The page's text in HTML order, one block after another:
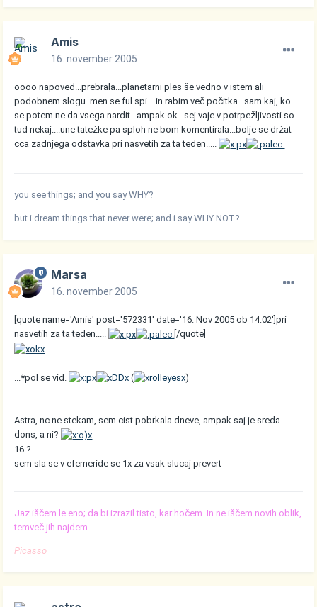
Amis
16. november 2005
oooo napoved...prebrala...planetarni ples še vedno v istem ali
podobnem slogu. men se ful spi....in rabim več počitka...sam kaj, ko
se potem ne da vsega nardit...ampak ok...sej vaje v potrpežljivosti so
tud nekaj....une tatežke pa sploh ne bom komentirala...bolje se držat
cca zadnjega odstavka pri nasvetih za ta teden.....
you see things; and you say WHY?
but i dream things that never were; and i say WHY NOT?
Marsa
16. november 2005
[quote name='Amis' post='572331' date='16. Nov 2005 ob 14:02']pri
nasvetih za ta teden.....
[/quote]
...*pol se vid. ( )
Astra, nc ne stekam, sem cist pobrkala dneve, ampak saj je sreda
dons, a ni?
16.?
sem sla se v efemeride se 1x za vsak slucaj prevert
Jaz iščem le eno; da bi izrazil tisto, kar hočem. In ne iščem novih oblik,
temveč jih najdem.
Picasso